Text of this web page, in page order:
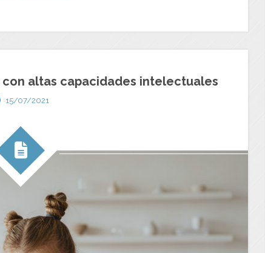
altas capacidades intelectuales
15/07/2021